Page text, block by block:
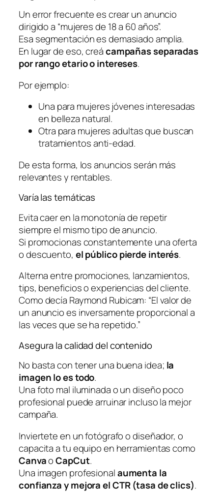
Un error frecuente es crear un anuncio
dirigido a “mujeres de 18 a 60 años”.
Esa segmentación es demasiado amplia.
En lugar de eso, creácampañas separadas
por rango etario o intereses.
Por ejemplo:
Una para mujeres jóvenes interesadas
en belleza natural.
Otra para mujeres adultas que buscan
tratamientos anti-edad.
De esta forma, los anuncios serán más
relevantes y rentables.
Varía las temáticas
Evita caer en la monotonía de repetir
siempre el mismo tipo de anuncio.
Si promocionas constantemente una oferta
o descuento, el público pierde interés.
Alterna entre promociones, lanzamientos,
tips, beneficios o experiencias del cliente.
Como decía Raymond Rubicam: “El valor de
un anuncio es inversamente proporcional a
las veces que se ha repetido.”
Asegura la calidad del contenido
No basta con tener una buena idea; la
imagen lo es todo.
Una foto mal iluminada o un diseño poco
profesional puede arruinar incluso la mejor
campaña.
Inviertete en un fotógrafo o diseñador, o
capacita a tu equipo en herramientas como
CanvaoCapCut.
Una imagen profesionalaumenta la
confianza y mejora el CTR (tasa de clics).